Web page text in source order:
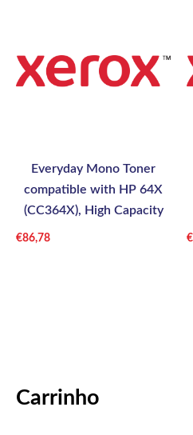
Carrinho
Everyday Mono Toner
compatible with HP 64X
(CC364X), High Capacity
€86,78 €